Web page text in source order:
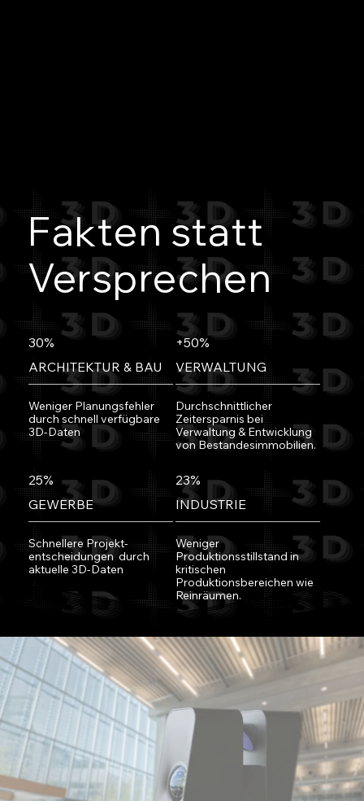
Fakten statt
Versprechen
30%
ARCHITEKTUR & BAU
Weniger Planungsfehler
durch schnell verfügbare
3D-Daten
+50%
VERWALTUNG
Durchschnittlicher
Zeitersparnis bei
Verwaltung & Entwicklung
von Bestandesimmobilien.
25%
GEWERBE
Schnellere Projekt-
entscheidungen durch
aktuelle 3D-Daten
23%
INDUSTRIE
Weniger
Produktionsstillstand in
kritischen
Produktionsbereichen wie
Reinräumen.